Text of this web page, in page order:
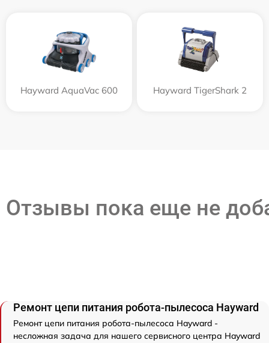
Hayward AquaVac 600 Hayward TigerShark 2
Отзывы пока еще не
Ремонт цепи питания робота-пылесоса Hayward
Ремонт цепи питания робота-пылесоса Hayward -
несложная задача для нашего сервисного центра Hayward